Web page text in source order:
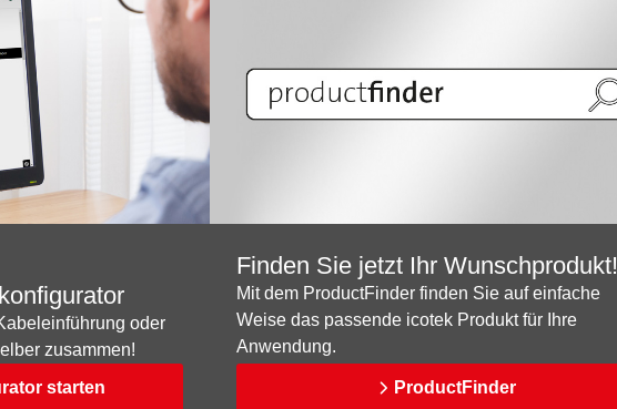
oder
zusammen!
starten
Finden Sie jetzt Ihr Wunschprodukt!
Mit dem ProductFinder finden Sie auf einfache
Weise das passende icotek Produkt für Ihre
Anwendung.
ProductFinder